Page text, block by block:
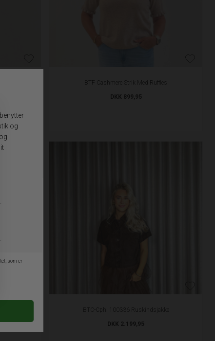
BTF Cashmere Strik Med Ruffles
DKK 899,95
BTC-Cph. 100336 Ruskindsjakke
DKK 2.199,95